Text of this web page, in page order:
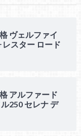
ヴェルファイ
スター ロード
アルファード
250 セレナ デ